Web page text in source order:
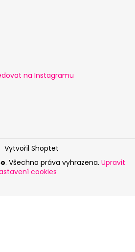
na Instagramu
Vytvořil Shoptet
. Všechna práva vyhrazena. Upravit
cookies